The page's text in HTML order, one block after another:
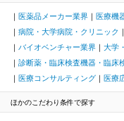
医薬品メーカー業界 医療機
病院・大学病院・クリニック
バイオベンチャー業界
大学
診断薬・臨床検査機器・臨床
医療コンサルティング
医療
ほかのこだわり条件で探す